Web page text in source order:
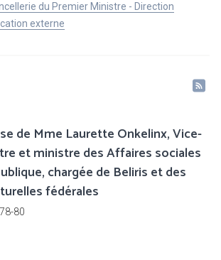
du Premier Ministre - Direction
externe
de Mme Laurette Onkelinx, Vice-
et ministre des Affaires sociales
chargée de Beliris et des
fédérales
80